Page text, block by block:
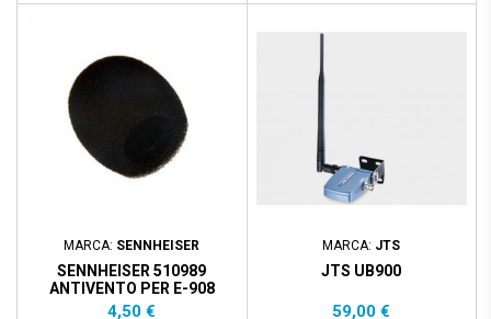
MARCA: SENNHEISER
SENNHEISER 510989
ANTIVENTO PER E-908
Prezzo
4,50 €
MARCA: JTS
JTS UB900
Prezzo
59,00 €